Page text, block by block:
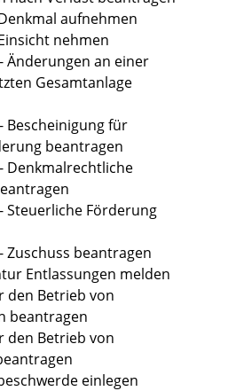
aufnehmen
nehmen
Änderungen an einer
Gesamtanlage
Bescheinigung für
beantragen
Denkmalrechtliche
Steuerliche Förderung
Zuschuss beantragen
Entlassungen melden
den Betrieb von
beantragen
den Betrieb von
einlegen